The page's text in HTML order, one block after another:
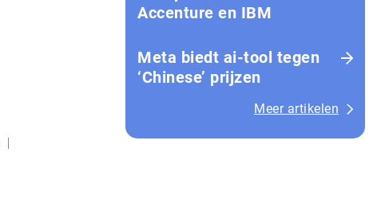
Accenture en IBM
Meta biedt ai-tool tegen
‘Chinese’ prijzen
Meer artikelen